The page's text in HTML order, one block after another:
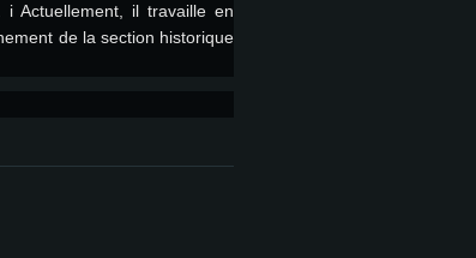
Actuellement, il travaille en
de la section historique